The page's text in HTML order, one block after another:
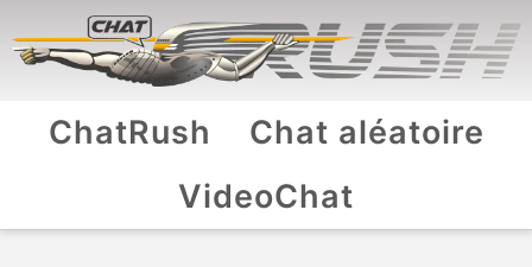
ChatRush
Chat aléatoire
VideoChat